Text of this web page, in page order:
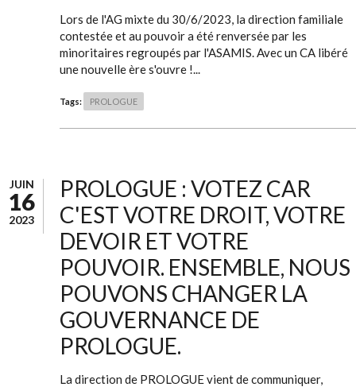
Lors de l'AG mixte du 30/6/2023, la direction familiale
contestée et au pouvoir a été renversée par les
minoritaires regroupés par l'ASAMIS. Avec un CA libéré
une nouvelle ère s'ouvre !...
Tags: PROLOGUE
JUIN
16
2023
PROLOGUE : VOTEZ CAR
C'EST VOTRE DROIT, VOTRE
DEVOIR ET VOTRE
POUVOIR. ENSEMBLE, NOUS
POUVONS CHANGER LA
GOUVERNANCE DE
PROLOGUE.
La direction de PROLOGUE vient de communiquer,